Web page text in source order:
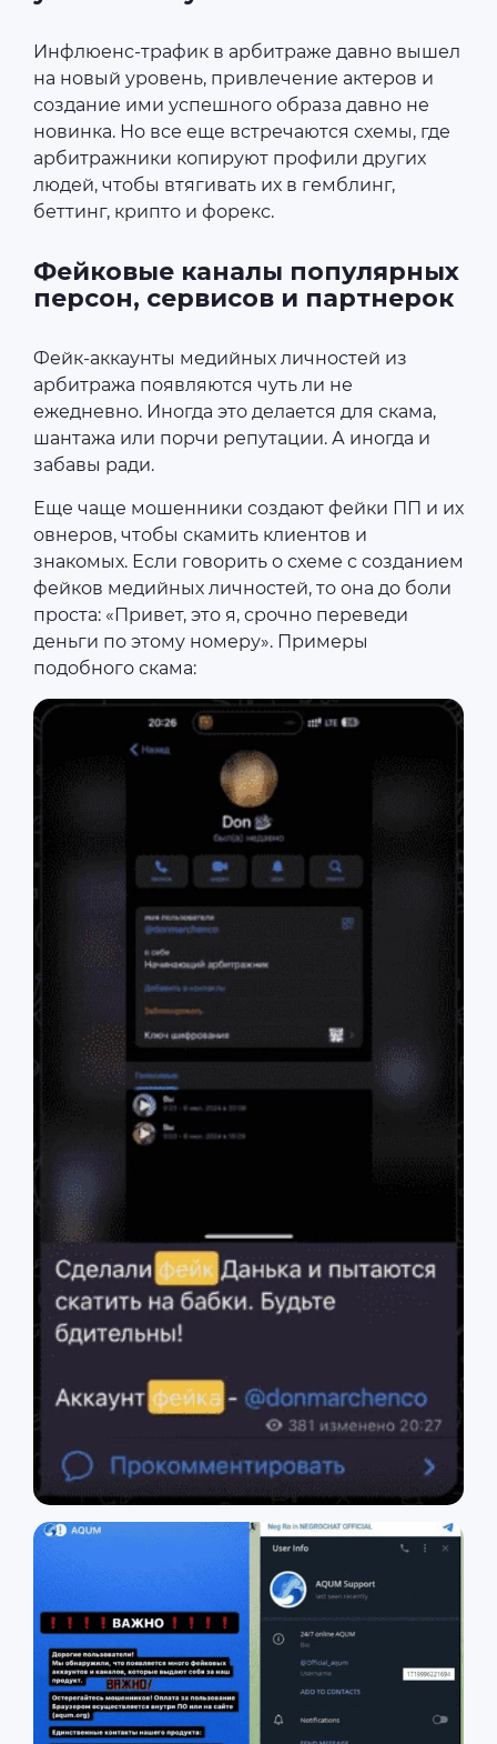
Инфлюенс-трафик в арбитраже давно вышел
на новый уровень, привлечение актеров и
создание ими успешного образа давно не
новинка. Но все еще встречаются схемы, где
арбитражники копируют профили других
людей, чтобы втягивать их в гемблинг,
беттинг, крипто и форекс.
Фейковые каналы популярных
персон, сервисов и партнерок
Фейк-аккаунты медийных личностей из
арбитража появляются чуть ли не
ежедневно. Иногда это делается для скама,
шантажа или порчи репутации. А иногда и
забавы ради.
Еще чаще мошенники создают фейки ПП и их
овнеров, чтобы скамить клиентов и
знакомых. Если говорить о схеме с созданием
фейков медийных личностей, то она до боли
проста: «Привет, это я, срочно переведи
деньги по этому номеру». Примеры
подобного скама: